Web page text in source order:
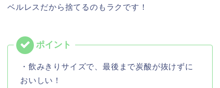
ベルレスだから捨てるのもラクです！
・飲みきりサイズで、最後まで炭酸が抜けずに
おいしい！